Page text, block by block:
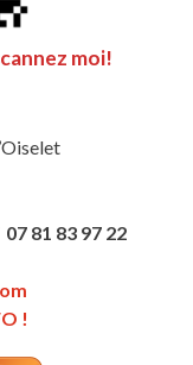
moi!
07 81 83 97 22
!